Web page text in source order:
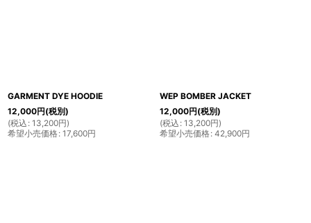
GARMENT DYE HOODIE
12,000円(税別)
(税込 : 13,200円)
希望小売価格: 17,600円
WEP BOMBER JACKET
12,000円(税別)
(税込 : 13,200円)
希望小売価格: 42,900円